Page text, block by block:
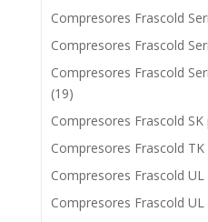
Compresores Frascold
Compresores Frascold
Compresores Frascold
(19)
Compresores Frascold SK
Compresores Frascold
Compresores Frascold UL
Compresores Frascold UL